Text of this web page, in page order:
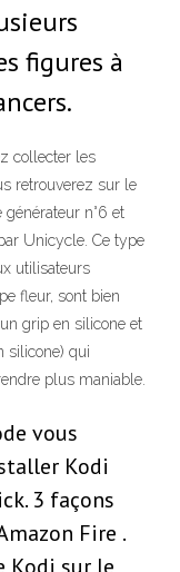
figures à
collecter les
retrouverez sur le
n°6 et
Unicycle. Ce type
utilisateurs
fleur, sont bien
grip en silicone et
silicone) qui
plus maniable.
vous
Kodi
3 façons
Fire .